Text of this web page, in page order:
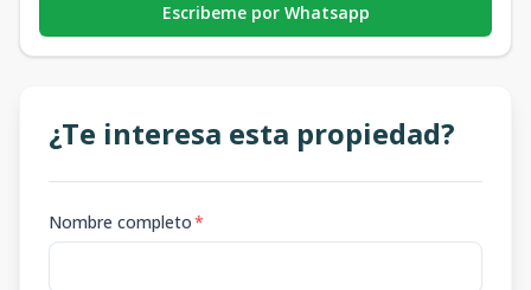
Escribeme por Whatsapp
¿Te interesa esta propiedad?
Nombre completo*